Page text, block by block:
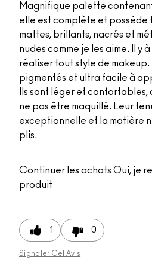
Magnifique palette
elle est complète et possède
mattes, brillants, nacrés et
nudes comme je les aime. Il y
réaliser tout style de makeup.
pigmentés et ultra facile à
Ils sont léger et confortables,
ne pas être maquillé. Leur
exceptionnelle et la matière
plis.
Continuer les achats Oui, je
produit
1 0
Signaler Cet Avis